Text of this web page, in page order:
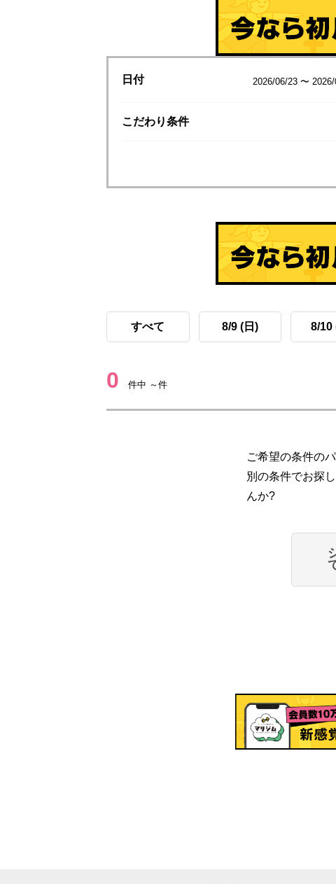
日付 2026/06/23 〜
こだわり条件
すべて 8/9 (日) 8/10
0 件中 ～件
ご希望の条件の
別の条件でお探
んか?